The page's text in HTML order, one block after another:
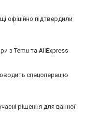
офіційно підтвердили
з Temu та AliExpress
спецоперацію
рішення для ванної